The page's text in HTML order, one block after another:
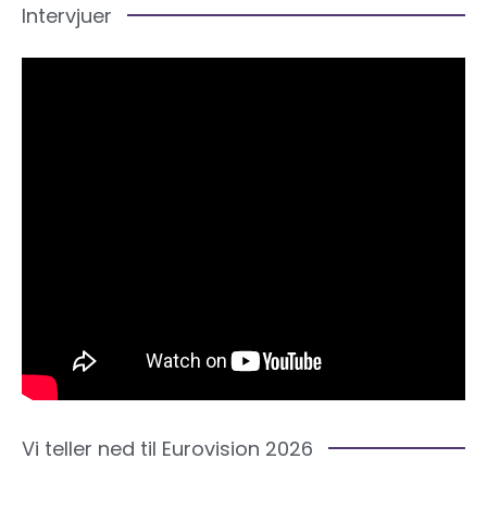
Intervjuer
Vi teller ned til Eurovision 2026